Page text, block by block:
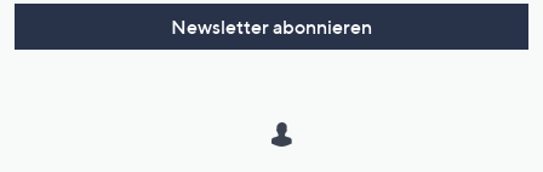
Newsletter abonnieren